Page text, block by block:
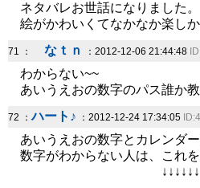
ネタバレお世話になりました。
絵がかわいくてなかなか楽し
71 ： なｔｎ ：2012-12-06 21:44:48
わからない~~
あいうえおの数字のパス誰か
72 ：ハート♪ ：2012-12-24 17:34:05
あいうえおの数字とカレンダ
数字がわからない人
↓↓↓↓↓↓